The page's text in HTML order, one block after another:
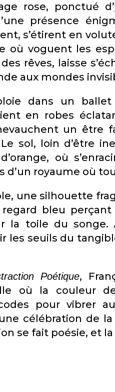
rose, ponctué
présence
s’étirent en
où voguent les
rêves, laisse
aux mondes
dans un
en robes
un être
sol, loin d’être
où
d’un royaume où
une silhouette
bleu
la toile du songe.
les seuils du
Poétique,
où la couleur
pour vibrer
célébration de
se fait poésie, et